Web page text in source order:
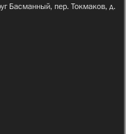
Басманный, пер. Токмаков, д.